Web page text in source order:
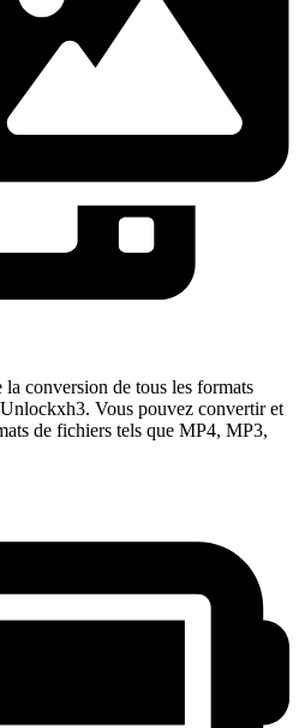
conversion de tous les formats
Vous pouvez convertir et
de fichiers tels que MP4, MP3,